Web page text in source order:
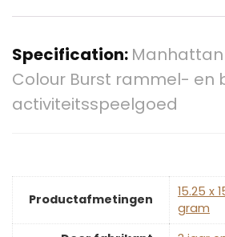
Specification: Manhattan
Colour Burst rammel- en
activiteitsspeelgoed
Productafmetingen
‎15.25 x
gram